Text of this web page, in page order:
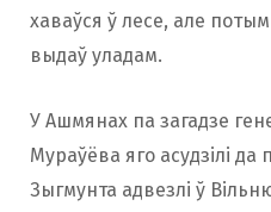
хаваўся ў лесе, але
выдаў уладам.
У Ашмянах па загадзе
Мураўёва яго асудзілі
Зыгмунта адвезлі ў